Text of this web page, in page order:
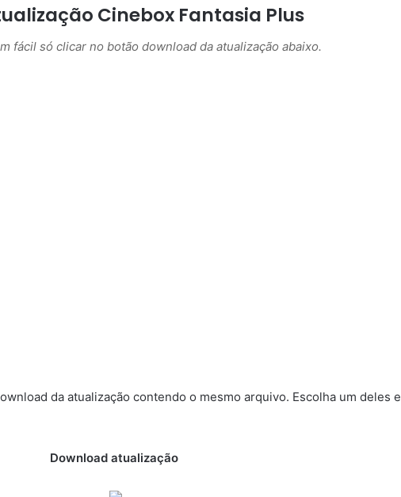
Cinebox Fantasia Plus
fácil só clicar no botão download da atualização abaixo.
da atualização contendo o mesmo arquivo. Escolha um deles e
Download atualização